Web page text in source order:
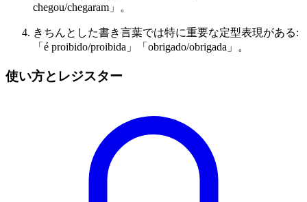
chegou/chegaram」。
きちんとした書き言葉では特に重要な定型表現がある:
「é proibido/proibida」「obrigado/obrigada」。
使い方とレジスター